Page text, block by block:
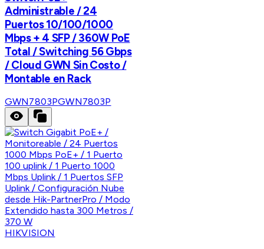
Administrable / 24
Puertos 10/100/1000
Mbps + 4 SFP / 360W PoE
Total / Switching 56 Gbps
/ Cloud GWN Sin Costo /
Montable en Rack
GWN7803PGWN7803P
HIKVISION